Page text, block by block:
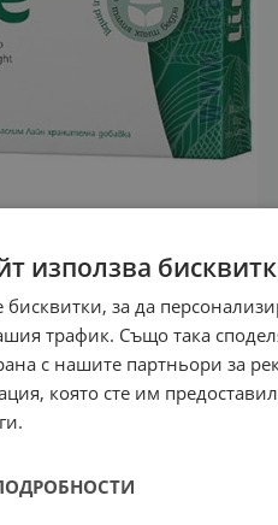
използва
за да
трафик. Също така
с нашите партньори за
която сте им